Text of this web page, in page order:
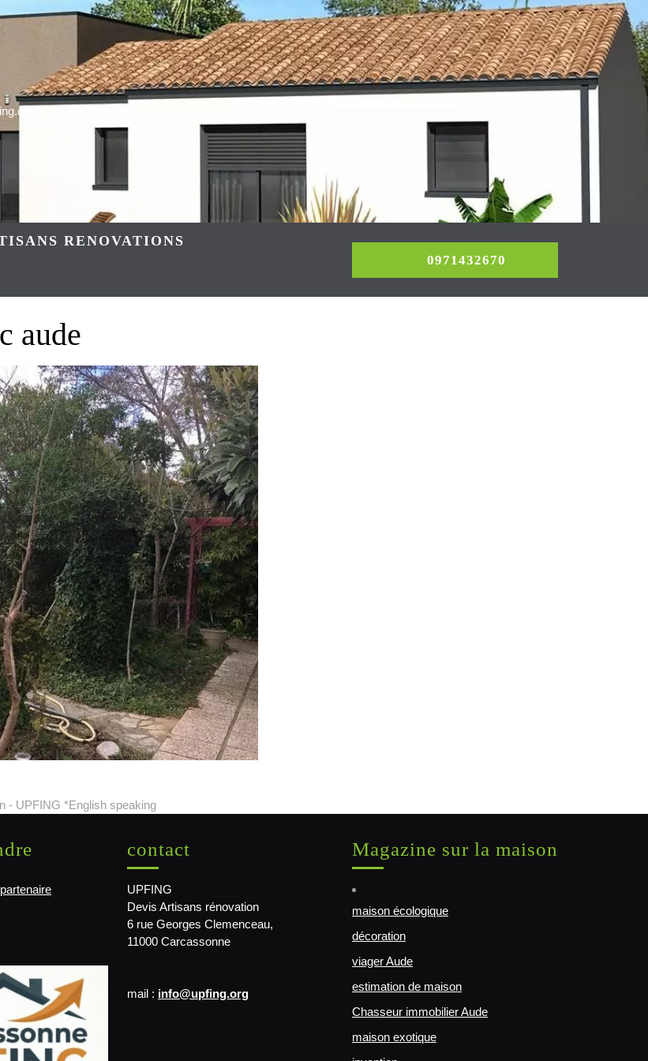
RENOVATIONS
0971432670
aude
- UPFING *English speaking
contact
UPFING
Devis Artisans rénovation
6 rue Georges Clemenceau,
11000 Carcassonne
mail : info@upfing.org
Magazine sur la maison
maison écologique
décoration
viager Aude
estimation de maison
Chasseur immobilier Aude
maison exotique